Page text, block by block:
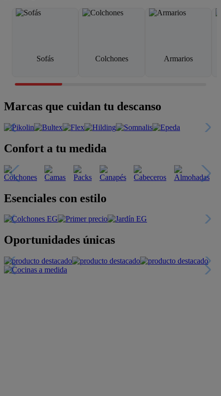
Sofás Colchones Armarios
Marcas que cuidan tu descanso
Confort a tu medida
Esenciales con estilo
Oportunidades únicas